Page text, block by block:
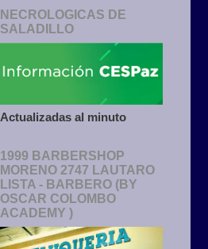
NECROLOGICAS DE
SALADILLO
Actualizadas al minuto
1999 BARBERSHOP
MORENO 2747 LAUTARO
LISTA - BARBERO (BY
OSCAR COLOMBO
ACADEMY )